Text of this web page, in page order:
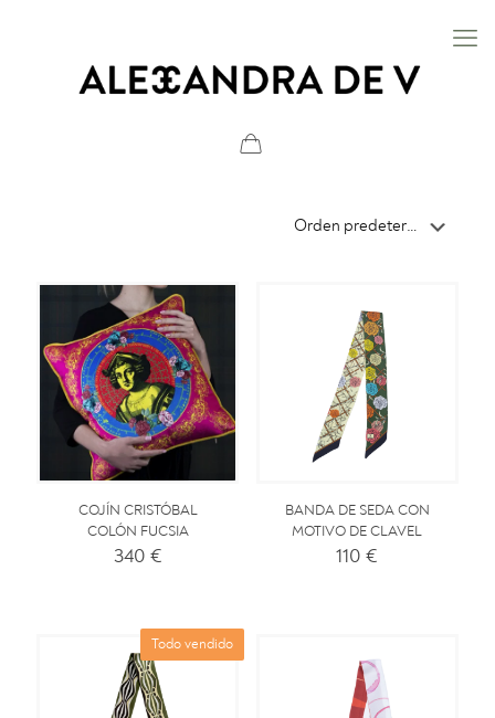
COJÍN CRISTÓBAL
COLÓN FUCSIA
340 €
BANDA DE SEDA CON
MOTIVO DE CLAVEL
110€
Todo vendido